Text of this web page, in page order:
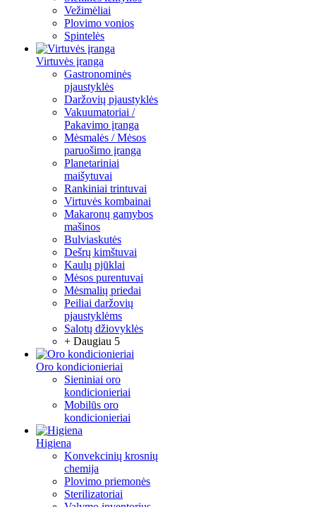
Vežimėliai
Plovimo vonios
Spintelės
Virtuvės įranga
Gastronominės
pjaustyklės
Daržovių pjaustyklės
Vakuumatoriai /
Pakavimo įranga
Mėsmalės / Mėsos
paruošimo įranga
Planetariniai
maišytuvai
Rankiniai trintuvai
Virtuvės kombainai
Makaronų gamybos
mašinos
Bulviaskutės
Dešrų kimštuvai
Kaulų pjūklai
Mėsos purentuvai
Mėsmalių priedai
Peiliai daržovių
pjaustyklėms
Salotų džiovyklės
+ Daugiau 5
Oro kondicionieriai
Sieniniai oro
kondicionieriai
Mobilūs oro
kondicionieriai
Higiena
Konvekcinių krosnių
chemija
Plovimo priemonės
Sterilizatoriai